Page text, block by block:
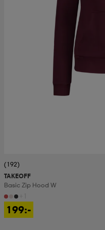
(192)
TAKEOFF
Basic Zip Hood W
199:-